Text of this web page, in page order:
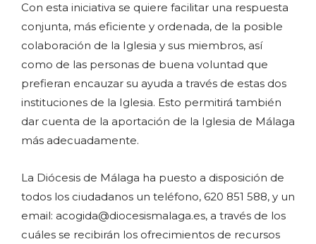
Con esta iniciativa se quiere facilitar una respuesta
conjunta, más eficiente y ordenada, de la posible
colaboración de la Iglesia y sus miembros, así
como de las personas de buena voluntad que
prefieran encauzar su ayuda a través de estas dos
instituciones de la Iglesia. Esto permitirá también
dar cuenta de la aportación de la Iglesia de Málaga
más adecuadamente.
La Diócesis de Málaga ha puesto a disposición de
todos los ciudadanos un teléfono, 620 851 588, y un
email: acogida@diocesismalaga.es, a través de los
cuáles se recibirán los ofrecimientos de recursos